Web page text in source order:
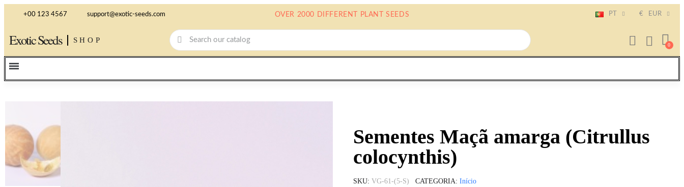
+00 123 4567 support@exotic-seeds.com OVER 2000 DIFFERENT PLANT SEEDS PT € EUR
Exotic Seeds SHOP
Sementes Maçã amarga (Citrullus
colocynthis)
SKU VG-61-(5-S) CATEGORIA Início